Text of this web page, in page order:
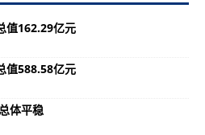
值162.29亿元
值588.58亿元
体平稳